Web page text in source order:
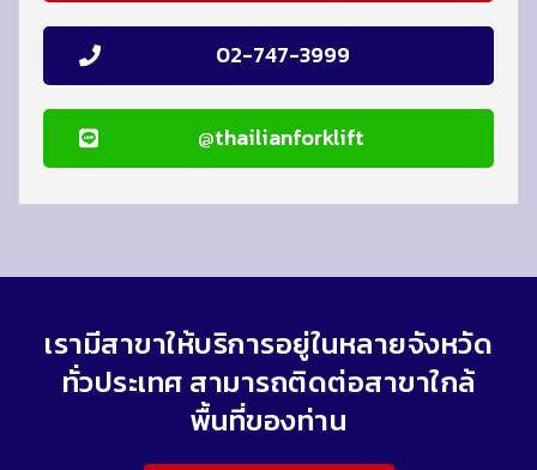
02-747-3999
@thailianforklift
เรามีสาขาให้บริการอยู่ในหลายจังหวัด
ทั่วประเทศ สามารถติดต่อสาขาใกล้
พื้นที่ของท่าน